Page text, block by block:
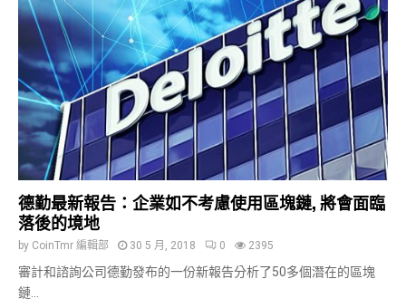
德勤最新報告：企業如不考慮使用區塊鏈, 將會面臨
落後的境地
by CoinTmr 編輯部 30 5 月, 2018 0 2395
審計和諮詢公司德勤發布的一份新報告分析了50多個潛在的區塊
鏈...